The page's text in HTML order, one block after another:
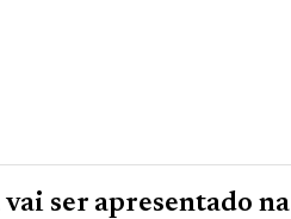
ser apresentado na